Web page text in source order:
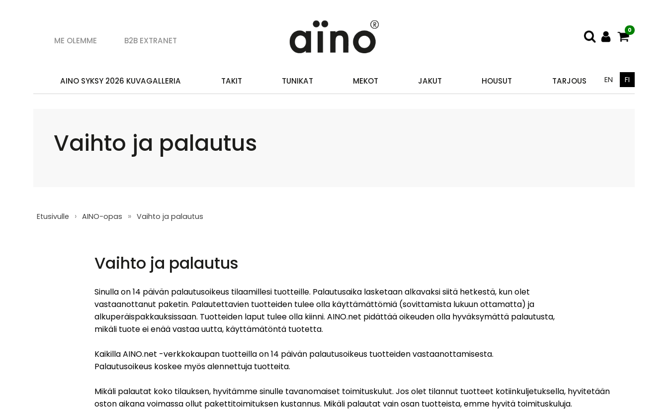
ME OLEMME B2B EXTRANET
0
AINO SYKSY 2026 KUVAGALLERIA TAKIT TUNIKAT MEKOT JAKUT HOUSUT TARJOUS EN FI
Vaihto ja palautus
Etusivulle › AINO-opas » Vaihto ja palautus
Vaihto ja palautus
Sinulla on 14 päivän palautusoikeus tilaamillesi tuotteille. Palautusaika lasketaan alkavaksi siitä hetkestä, kun olet
vastaanottanut paketin. Palautettavien tuotteiden tulee olla käyttämättömiä (sovittamista lukuun ottamatta) ja
alkuperäispakkauksissaan. Tuotteiden laput tulee olla kiinni. AINO.net pidättää oikeuden olla hyväksymättä palautusta,
mikäli tuote ei enää vastaa uutta, käyttämätöntä tuotetta.
Kaikilla AINO.net -verkkokaupan tuotteilla on 14 päivän palautusoikeus tuotteiden vastaanottamisesta.
Palautusoikeus koskee myös alennettuja tuotteita.
Mikäli palautat koko tilauksen, hyvitämme sinulle tavanomaiset toimituskulut. Jos olet tilannut tuotteet kotiinkuljetuksella, hyvitetään
oston aikana voimassa ollut pakettitoimituksen kustannus. Mikäli palautat vain osan tuotteista, emme hyvitä toimituskuluja.